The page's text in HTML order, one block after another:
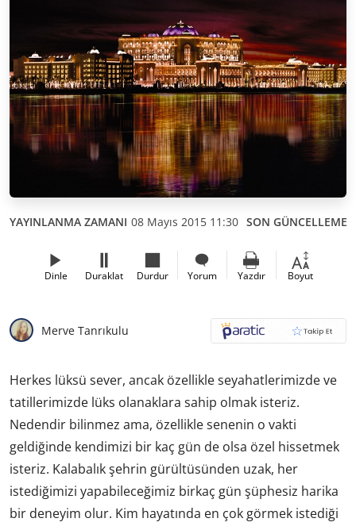
YAYINLANMA ZAMANI 08 Mayıs 2015 11:30 SON GÜNCELLEME
Dinle Duraklat Durdur Yorum Yazdır Boyut
Merve Tanrıkulu
Herkes lüksü sever, ancak özellikle seyahatlerimizde ve
tatillerimizde lüks olanaklara sahip olmak isteriz.
Nedendir bilinmez ama, özellikle senenin o vakti
geldiğinde kendimizi bir kaç gün de olsa özel hissetmek
isteriz. Kalabalık şehrin gürültüsünden uzak, her
istediğimizi yapabileceğimiz birkaç gün şüphesiz harika
bir deneyim olur. Kim hayatında en çok görmek istediği